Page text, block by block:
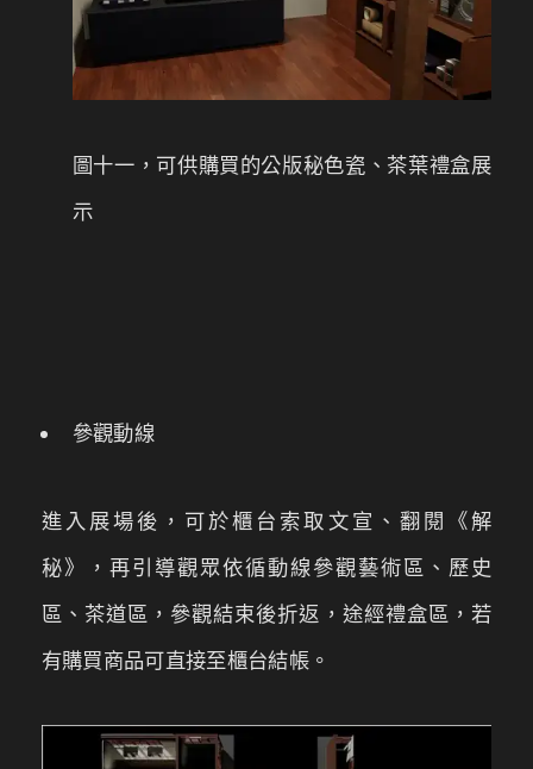
圖十一，可供購買的公版秘色瓷、茶葉禮盒展
示
參觀動線
進入展場後，可於櫃台索取文宣、翻閱《解
秘》，再引導觀眾依循動線參觀藝術區、歷史
區、茶道區，參觀結束後折返，途經禮盒區，若
有購買商品可直接至櫃台結帳。